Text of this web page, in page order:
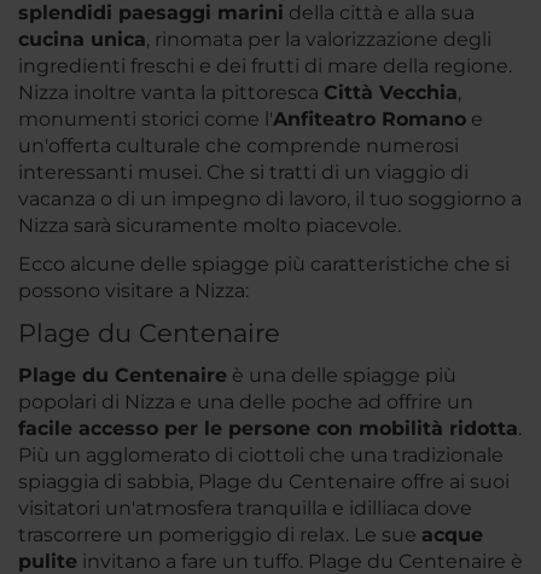
splendidi paesaggi marini della città e alla sua
cucina unica, rinomata per la valorizzazione degli
ingredienti freschi e dei frutti di mare della regione.
Nizza inoltre vanta la pittoresca Città Vecchia,
monumenti storici come l'Anfiteatro Romano e
un'offerta culturale che comprende numerosi
interessanti musei. Che si tratti di un viaggio di
vacanza o di un impegno di lavoro, il tuo soggiorno a
Nizza sarà sicuramente molto piacevole.
Ecco alcune delle spiagge più caratteristiche che si
possono visitare a Nizza:
Plage du Centenaire
Plage du Centenaire è una delle spiagge più
popolari di Nizza e una delle poche ad offrire un
facile accesso per le persone con mobilità ridotta.
Più un agglomerato di ciottoli che una tradizionale
spiaggia di sabbia, Plage du Centenaire offre ai suoi
visitatori un'atmosfera tranquilla e idilliaca dove
trascorrere un pomeriggio di relax. Le sue acque
pulite invitano a fare un tuffo. Plage du Centenaire è